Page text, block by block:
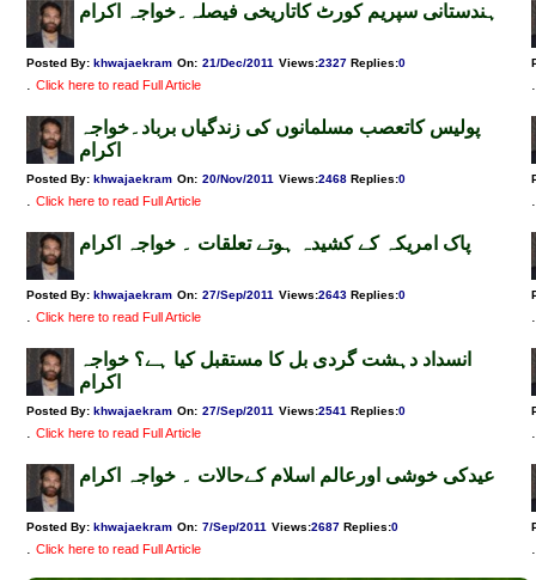
ہندستانی سپریم کورٹ کاتاریخی فیصلہ۔خواجہ اکرام
Posted By: khwajaekram On: 21/Dec/2011 Views:2327 Replies:0
. Click here to read Full Article .
پولیس کاتعصب مسلمانوں کی زندگیاں برباد۔خواجہ
اکرام
Posted By: khwajaekram On: 20/Nov/2011 Views:2468 Replies:0
. Click here to read Full Article .
پاک امریکہ کے کشیدہ ہوتے تعلقات ۔ خواجہ اکرام
Posted By: khwajaekram On: 27/Sep/2011 Views:2643 Replies:0
. Click here to read Full Article .
انسداد دہشت گردی بل کا مستقبل کیا ہے؟ خواجہ
اکرام
Posted By: khwajaekram On: 27/Sep/2011 Views:2541 Replies:0
. Click here to read Full Article .
عیدکی خوشی اورعالم اسلام کےحالات ۔ خواجہ اکرام
Posted By: khwajaekram On: 7/Sep/2011 Views:2687 Replies:0
. Click here to read Full Article .